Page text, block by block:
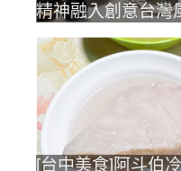
精神融入創意台灣
[台中美食]阿斗伯